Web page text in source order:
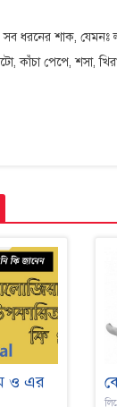
সব ধরনের শাক,
কাঁচা পেপে, শসা,
ও এর